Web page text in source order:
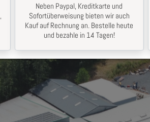
Neben Paypal, Kreditkarte und
Sofortüberweisung bieten wir auch
Kauf auf Rechnung an. Bestelle heute
und bezahle in 14 Tagen!